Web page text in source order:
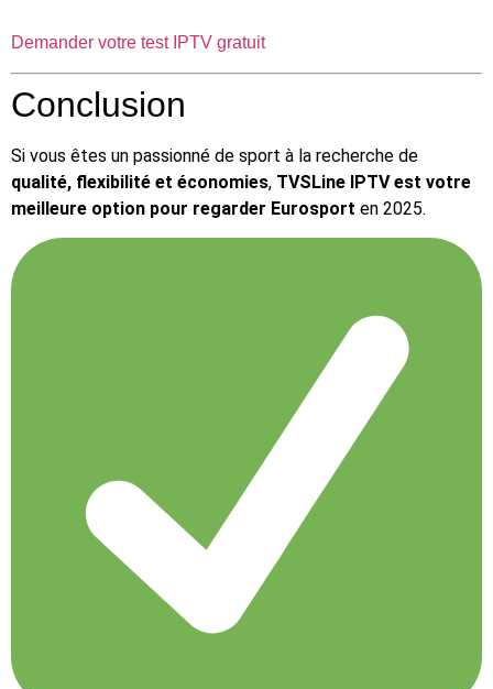
Demander votre test IPTV gratuit
Conclusion
Si vous êtes un passionné de sport à la recherche de
qualité, flexibilité et économies, TVSLine IPTV est votre
meilleure option pour regarder Eurosport en 2025.